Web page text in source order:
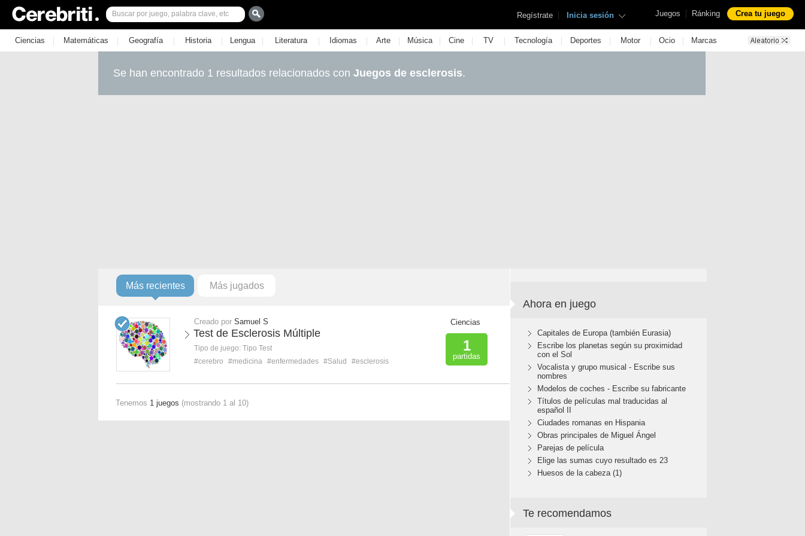
Juegos | Ránking Crea tu juego
Regístrate | Inicia sesión
Ciencias | Matemáticas | Geografía | Historia | Lengua | Literatura | Idiomas | Arte | Música | Cine | TV | Tecnología | Deportes | Motor | Ocio | Marcas
Se han encontrado 1 resultados relacionados con Juegos de esclerosis.
Más recientes Más jugados
Creado por Samuel S
Test de Esclerosis Múltiple
Tipo de juego: Tipo Test
#cerebro
#medicina #enfermedades #Salud #esclerosis
Ciencias
1
partidas
Tenemos 1 juegos (mostrando 1 al 10)
Ahora en juego
Capitales de Europa (también Eurasia)
Escribe los planetas según su proximidad
con el Sol
Vocalista y grupo musical - Escribe sus
nombres
Modelos de coches - Escribe su fabricante
Títulos de películas mal traducidas al
español II
Ciudades romanas en Hispania
Obras principales de Miguel Ángel
Parejas de película
Elige las sumas cuyo resultado es 23
Huesos de la cabeza (1)
Te recomendamos